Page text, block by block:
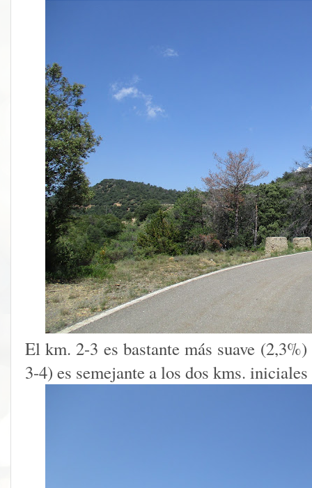
El km. 2-3 es bastante más suave
3-4) es semejante a los dos kms.